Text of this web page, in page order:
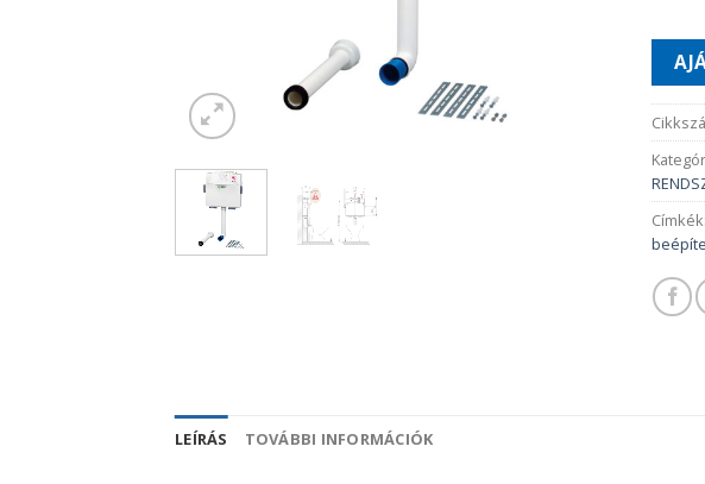
Címkék:
LEÍRÁS TOVÁBBI INFORMÁCIÓK